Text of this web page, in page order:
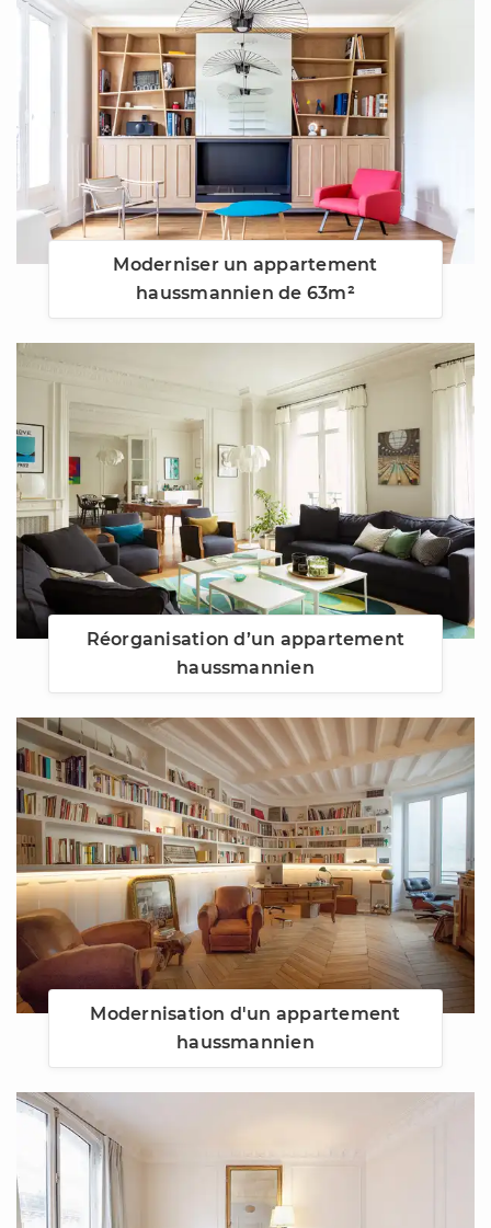
Moderniser un appartement
haussmannien de 63m²
Réorganisation d’un appartement
haussmannien
Modernisation d'un appartement
haussmannien